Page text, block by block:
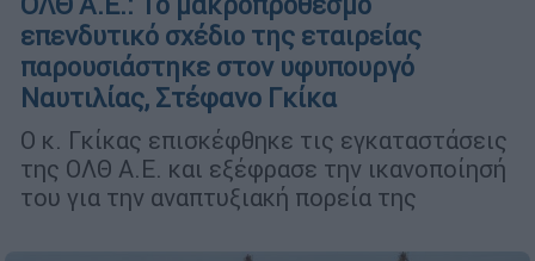
επενδυτικό σχέδιο της εταιρείας
παρουσιάστηκε στον υφυπουργό
Ναυτιλίας, Στέφανο Γκίκα
Ο κ. Γκίκας επισκέφθηκε τις εγκαταστάσεις
της ΟΛΘ Α.Ε. και εξέφρασε την ικανοποίησή
του για την αναπτυξιακή πορεία της